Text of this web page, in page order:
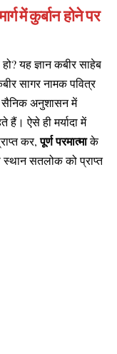
में कुर्बान होने पर
यह ज्ञान कबीर साहेब
सागर नामक पवित्र
सैनिक अनुशासन में
ऐसे ही मर्यादा में
कर,पूर्ण परमात्माके
स्थान सतलोक को प्राप्त